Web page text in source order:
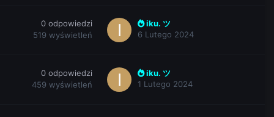
0 odpowiedzi
519 wyświetleń
iku. ツ
6 Lutego 2024
0 odpowiedzi
459 wyświetleń
iku. ツ
1 Lutego 2024